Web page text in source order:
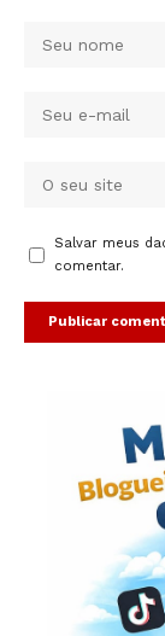
Salvar meus
comentar.